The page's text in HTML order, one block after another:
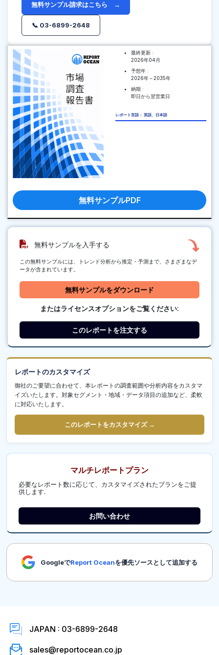
無料サンプル請求はこちら →
📞 03-6899-2648
最終更新 :
2026年04月
予想年 :
2026年～2035年
納期 :
即日から翌営業日
レポート言語： 英語、日本語
無料サンプルPDF
無料サンプルを入手する
この無料サンプルには、トレンド分析から推定・予測まで、さまざまなデ
ータが含まれています。
無料サンプルをダウンロード
またはライセンスオプションをご覧ください:
このレポートを注文する
レポートのカスタマイズ
御社のご要望に合わせて、本レポートの調査範囲や分析内容をカスタマ
イズいたします。対象セグメント・地域・データ項目の追加など、柔軟
に対応いたします。
このレポートをカスタマイズ →
マルチレポートプラン
必要なレポート数に応じて、カスタマイズされたプランをご提
供します.
お問い合わせ
GoogleでReport Oceanを優先ソースとして追加する
JAPAN : 03-6899-2648
sales@reportocean.co.jp